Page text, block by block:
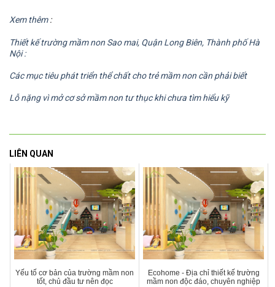
Xem thêm:
Thiết kế trường mầm non Sao mai, Quận Long Biên, Thành phố Hà
Nội :
Các mục tiêu phát triển thể chất cho trẻ mầm non cần phải biết
Lỗ nặng vì mở cơ sở mầm non tư thục khi chưa tìm hiểu kỹ
LIÊN QUAN
Yếu tố cơ bản của trường mầm non
tốt, chủ đầu tư nên đọc
Ecohome - Địa chỉ thiết kế trường
mầm non độc đáo, chuyên nghiệp